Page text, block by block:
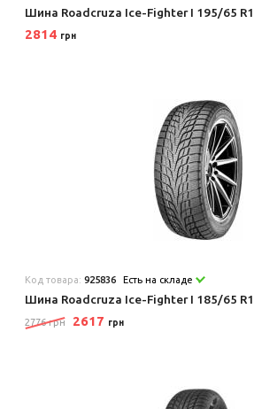
Шина Roadcruza Ice-Fighter I 195/65
2814 грн
Код товара:925836 Есть на складе
Шина Roadcruza Ice-Fighter I 185/65
2776 грн 2617 грн